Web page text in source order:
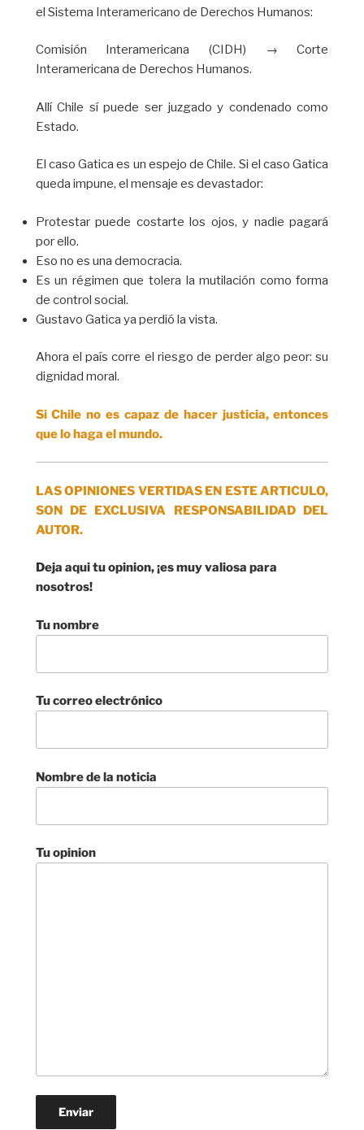
el Sistema Interamericano de Derechos Humanos:
Comisión Interamericana (CIDH) → Corte
Interamericana de Derechos Humanos.
Allí Chile sí puede ser juzgado y condenado como
Estado.
El caso Gatica es un espejo de Chile. Si el caso Gatica
queda impune, el mensaje es devastador:
Protestar puede costarte los ojos, y nadie pagará
por ello.
Eso no es una democracia.
Es un régimen que tolera la mutilación como forma
de control social.
Gustavo Gatica ya perdió la vista.
Ahora el país corre el riesgo de perder algo peor: su
dignidad moral.
Si Chile no es capaz de hacer justicia, entonces
que lo haga el mundo.
LAS OPINIONES VERTIDAS EN ESTE ARTICULO,
SON DE EXCLUSIVA RESPONSABILIDAD DEL
AUTOR.
Deja aqui tu opinion, ¡es muy valiosa para
nosotros!
Tu nombre
Tu correo electrónico
Nombre de la noticia
Tu opinion